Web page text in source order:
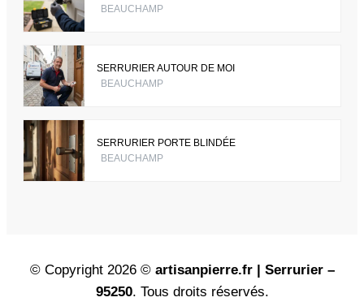
BEAUCHAMP
SERRURIER AUTOUR DE MOI
BEAUCHAMP
SERRURIER PORTE BLINDÉE
BEAUCHAMP
© Copyright 2026 © artisanpierre.fr | Serrurier –
95250. Tous droits réservés.